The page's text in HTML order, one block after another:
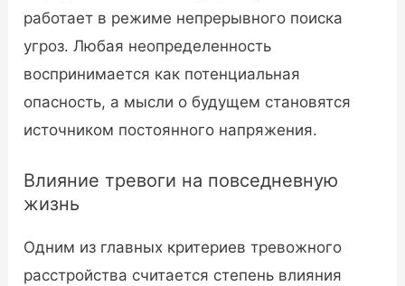
работает в режиме непрерывного поиска
угроз. Любая неопределенность
воспринимается как потенциальная
опасность, а мысли о будущем становятся
источником постоянного напряжения.
Влияние тревоги на повседневную
жизнь
Одним из главных критериев тревожного
расстройства считается степень влияния